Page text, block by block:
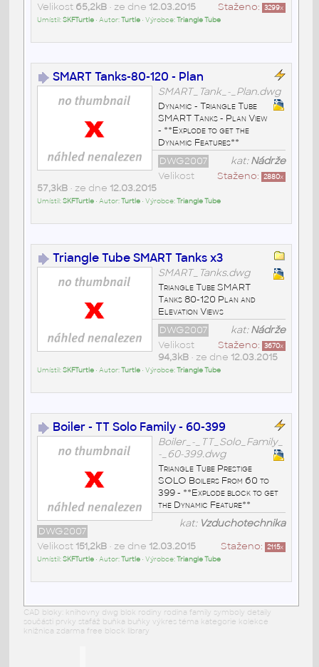
Staženo: 3299x
Velikost 65,2kB• ze dne 12.03.2015
Umístil:SKFTurtle• Autor:Turtle• Výrobce:Triangle Tube
SMART Tanks-80-120 - Plan
SMART_Tank_-_Plan.dwg
Dynamic - Triangle Tube
SMART Tanks - Plan View
- **Explode to get the
Dynamic Features**
kat:Nádrže
DWG2007
Staženo: 2880x
Velikost
57,3kB• ze dne 12.03.2015
Umístil:SKFTurtle• Autor:Turtle• Výrobce:Triangle Tube
Triangle Tube SMART Tanks x3
SMART_Tanks.dwg
Triangle Tube SMART
Tanks 80-120 Plan and
Elevation Views
kat:Nádrže
DWG2007
Staženo: 3670x
Velikost
94,3kB• ze dne 12.03.2015
Umístil:SKFTurtle• Autor:Turtle• Výrobce:Triangle Tube
Boiler - TT Solo Family - 60-399
Boiler_-_TT_Solo_Family_
-_60-399.dwg
Triangle Tube Prestige
SOLO Boilers From 60 to
399 - **Explode block to get
the Dynamic Feature**
kat: Vzduchotechnika
DWG2007
Staženo: 2115x
Velikost 151,2kB• ze dne 12.03.2015
Umístil:SKFTurtle• Autor:Turtle• Výrobce:Triangle Tube
CAD bloky: knihovny dwg blok rodiny rodina family symboly detaily
součásti prvky stafáž buňka buňky výkres téma kategorie kolekce
knižnica zdarma free block library